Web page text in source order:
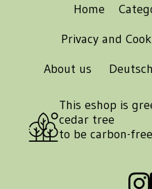
Home
Privacy and
About us
Deutsch
This eshop is
cedar tree
to be carbon-